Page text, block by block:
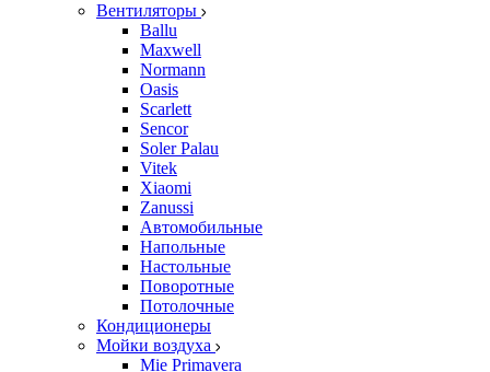
Вентиляторы
Ballu
Maxwell
Normann
Oasis
Scarlett
Sencor
Soler Palau
Vitek
Xiaomi
Zanussi
Автомобильные
Напольные
Настольные
Поворотные
Потолочные
Кондиционеры
Мойки воздуха
Mie Primavera